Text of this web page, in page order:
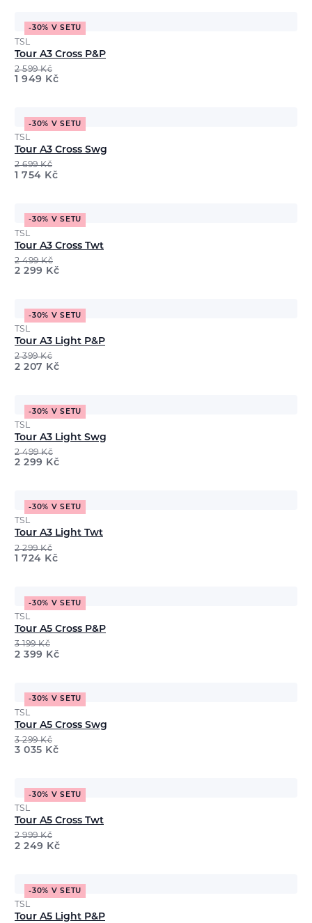
-30% V SETU
TSL
Tour A3 Cross P&P
2 599Kč
1 949 Kč
-30% V SETU
TSL
Tour A3 Cross Swg
2 699Kč
1 754 Kč
-30% V SETU
TSL
Tour A3 Cross Twt
2 499Kč
2 299 Kč
-30% V SETU
TSL
Tour A3 Light P&P
2 399Kč
2 207 Kč
-30% V SETU
TSL
Tour A3 Light Swg
2 499Kč
2 299 Kč
-30% V SETU
TSL
Tour A3 Light Twt
2 299Kč
1 724 Kč
-30% V SETU
TSL
Tour A5 Cross P&P
3 199Kč
2 399 Kč
-30% V SETU
TSL
Tour A5 Cross Swg
3 299Kč
3 035 Kč
-30% V SETU
TSL
Tour A5 Cross Twt
2 999Kč
2 249 Kč
-30% V SETU
TSL
Tour A5 Light P&P